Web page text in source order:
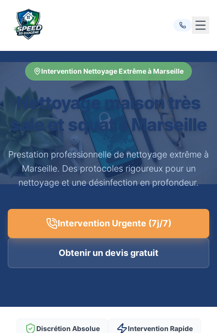
Intervention Nettoyage Extrême à Marseille
Nettoyage maison très
sale et squat à Marseille
Prestation professionnelle de nettoyage extrême à
Marseille. Des protocoles rigoureux pour un
nettoyage et une désinfection en profondeur.
Intervention Urgente (7j/7)
Obtenir un devis gratuit
Discrétion Absolue Intervention Rapide